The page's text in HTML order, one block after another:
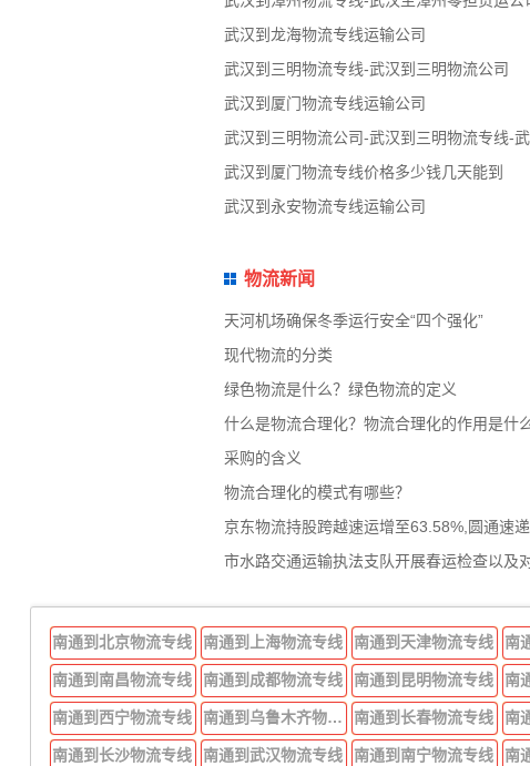
武汉到龙海物流专线运输公司
武汉到三明物流专线-武汉到三明物流公司
武汉到厦门物流专线运输公司
武汉到三明物流公司-武汉到三明物流专线-
武汉到厦门物流专线价格多少钱几天能到
武汉到永安物流专线运输公司
物流新闻
天河机场确保冬季运行安全“四个强化”
现代物流的分类
绿色物流是什么？绿色物流的定义
什么是物流合理化？物流合理化的作用是什么
采购的含义
物流合理化的模式有哪些？
京东物流持股跨越速运增至63.58%,圆通速
市水路交通运输执法支队开展春运检查以及
南通到北京物流专线 南通到上海物流专线 南通到天津物流专线 南
南通到南昌物流专线 南通到成都物流专线 南通到昆明物流专线 南
南通到西宁物流专线 南通到乌鲁木齐物流专线 南通到长春物流专线 南
南通到长沙物流专线 南通到武汉物流专线 南通到南宁物流专线 南